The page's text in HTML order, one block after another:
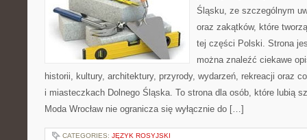
Śląsku, ze szczególnym
oraz zakątków, które
tej części Polski. Strona
można znaleźć ciekawe
historii, kultury, architektury, przyrody, wydarzeń, rekreacji oraz
i miasteczkach Dolnego Śląska. To strona dla osób, które lubią
Moda Wrocław nie ogranicza się wyłącznie do […]
CATEGORIES: JĘZYK ROSYJSKI